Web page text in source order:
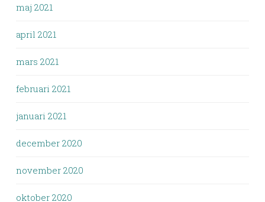
maj 2021
april 2021
mars 2021
februari 2021
januari 2021
december 2020
november 2020
oktober 2020